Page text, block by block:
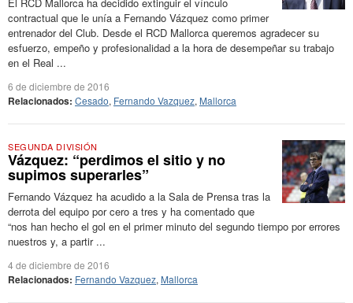
contractual que le unía a Fernando Vázquez como primer
entrenador del Club. Desde el RCD Mallorca queremos agradecer su
esfuerzo, empeño y profesionalidad a la hora de desempeñar su trabajo
en el Real ...
6 de diciembre de 2016
Relacionados: Cesado, Fernando Vazquez, Mallorca
SEGUNDA DIVISIÓN
Vázquez: “perdimos el sitio y no
supimos superarles”
Fernando Vázquez ha acudido a la Sala de Prensa tras la
derrota del equipo por cero a tres y ha comentado que
“nos han hecho el gol en el primer minuto del segundo tiempo por errores
nuestros y, a partir ...
4 de diciembre de 2016
Relacionados: Fernando Vazquez, Mallorca